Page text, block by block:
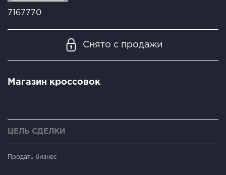
7167770
Снято с продажи
Магазин кроссовок
ЦЕЛЬ СДЕЛКИ
Продать бизнес